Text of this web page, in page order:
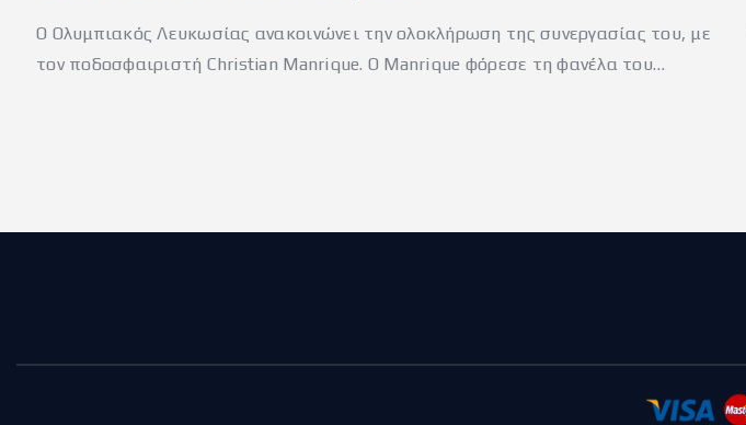
Ο Ολυμπιακός Λευκωσίας ανακοινώνει την ολοκλήρωση της συνεργασίας του, με
τον ποδοσφαιριστή Christian Manrique. Ο Manrique φόρεσε τη φανέλα του…